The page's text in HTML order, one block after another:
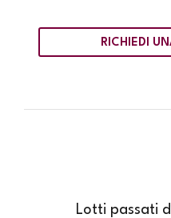
RICHIEDI
Lotti passati